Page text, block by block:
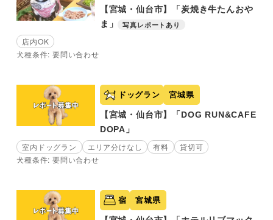
【宮城・仙台市】「炭焼き牛たんおや
ま」
写真レポートあり
店内OK
犬種条件: 要問い合わせ
ドッグラン 宮城県
【宮城・仙台市】「DOG RUN&CAFE
DOPA」
室内ドッグラン エリア分けなし 有料
貸切可
犬種条件: 要問い合わせ
宿 宮城県